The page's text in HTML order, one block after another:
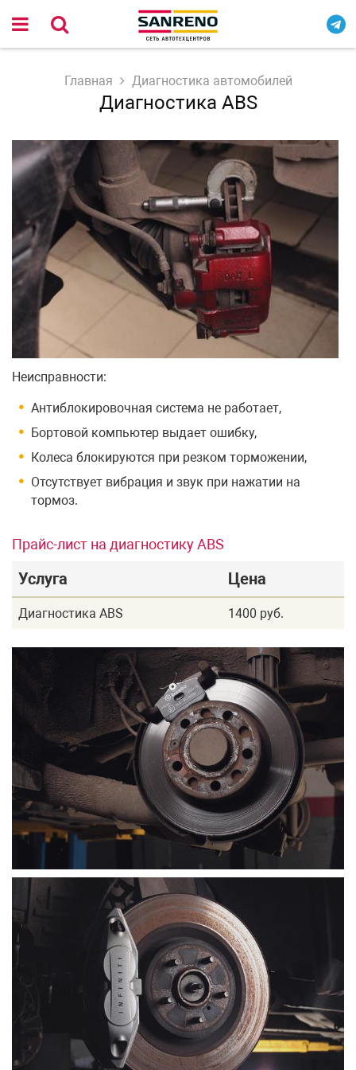
Главная Диагностика автомобилей
Диагностика ABS
Неисправности:
Антиблокировочная система не работает,
Бортовой компьютер выдает ошибку,
Колеса блокируются при резком торможении,
Отсутствует вибрация и звук при нажатии на
тормоз.
Прайс-лист на диагностику ABS
Услуга Цена
Диагностика ABS 1400 руб.